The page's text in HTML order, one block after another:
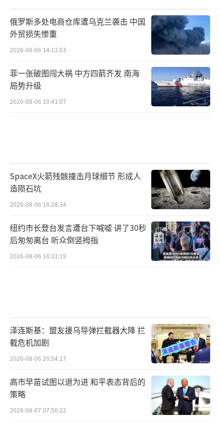
俄罗斯多处电商仓库遭乌克兰袭击 中国
外贸损失惨重
2026-08-06 14:11:53
菲一张破图闯大祸 中方四箭齐发 南海
局势升级
2026-08-06 10:41:07
SpaceX火箭残骸撞击月球细节 形成人
造陨石坑
2026-08-06 16:28:34
纽约市长登台发言遭台下喊嘘 讲了30秒
后匆匆离台 听众倒竖拇指
2026-08-06 16:31:19
泽连斯基：盟友援乌导弹拦截器大降 拦
截危机加剧
2026-08-06 20:54:17
高市早苗试图以退为进 和平表态背后的
策略
2026-08-07 07:50:22